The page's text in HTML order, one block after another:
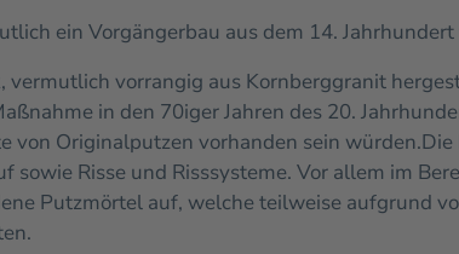
ein Vorgängerbau aus dem 14.
vorrangig aus Kornberggranit
in den 70iger Jahren des 20.
von Originalputzen vorhanden sein würden.Die
Risse und Risssysteme. Vor allem im
Putzmörtel auf, welche teilweise aufgrund